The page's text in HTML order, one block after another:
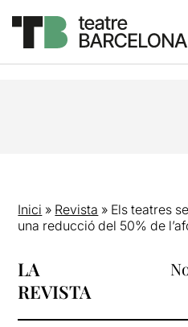
Inici » Revista » Els teatres
una reducció del 50% de
LA
REVISTA